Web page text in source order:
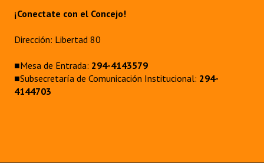
¡Conectate con el Concejo!
Dirección: Libertad 80
■Mesa de Entrada: 294-4143579
■Subsecretaría de Comunicación Institucional: 294-
4144703